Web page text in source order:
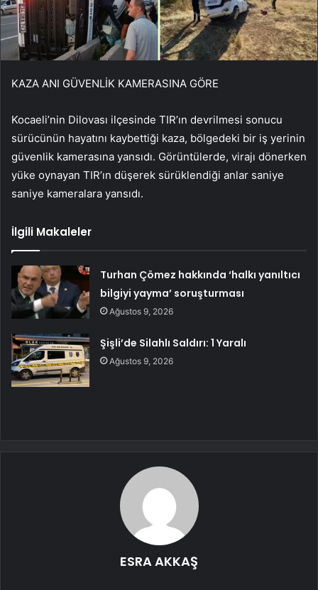
KAZA ANI GÜVENLİK KAMERASINA GÖRE
Kocaeli’nin Dilovası ilçesinde TIR’ın devrilmesi sonucu
sürücünün hayatını kaybettiği kaza, bölgedeki bir iş yerinin
güvenlik kamerasına yansıdı. Görüntülerde, virajı dönerken
yüke oynayan TIR’ın düşerek sürüklendiği anlar saniye
saniye kameralara yansıdı.
İlgili Makaleler
Turhan Çömez hakkında ‘halkı yanıltıcı
bilgiyi yayma’ soruşturması
Ağustos 9, 2026
Şişli’de Silahlı Saldırı: 1 Yaralı
Ağustos 9, 2026
ESRA AKKAŞ